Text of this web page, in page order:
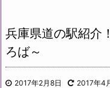
兵庫県道の駅紹介
ろば～
2017年2月8日 2017年4